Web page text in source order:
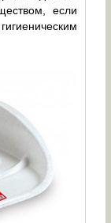
если